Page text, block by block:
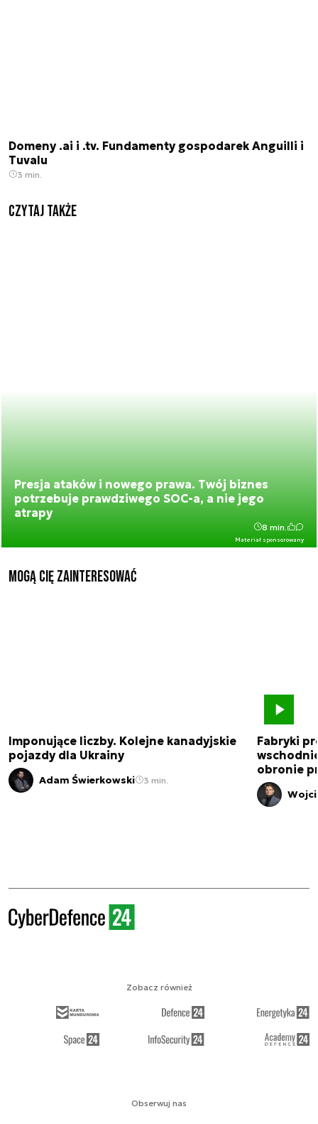
Domeny .ai i .tv. Fundamenty gospodarek Anguilli i
Tuvalu
3 min.
Czytaj także
Presja ataków i nowego prawa. Twój biznes
potrzebuje prawdziwego SOC-a, a nie jego
atrapy
Materiał sponsorowany
8 min.
Mogą Cię zainteresować
Imponujące liczby. Kolejne kanadyjskie
pojazdy dla Ukrainy
Adam Świerkowski 3 min.
Fabryki
obronie
Obserwuj nas
Zobacz również